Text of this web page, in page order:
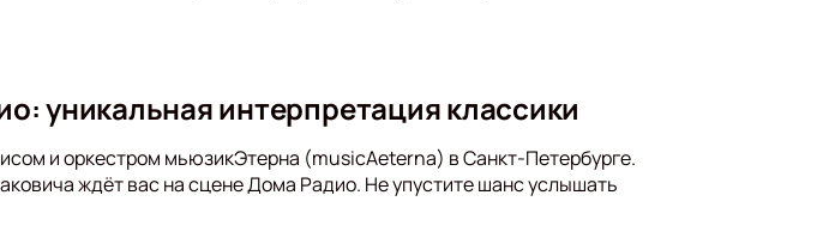
уникальная интерпретация классики
и оркестром мьюзикЭтерна (musicAeterna) в Санкт-Петербурге.
ждёт вас на сцене Дома Радио. Не упустите шанс услышать